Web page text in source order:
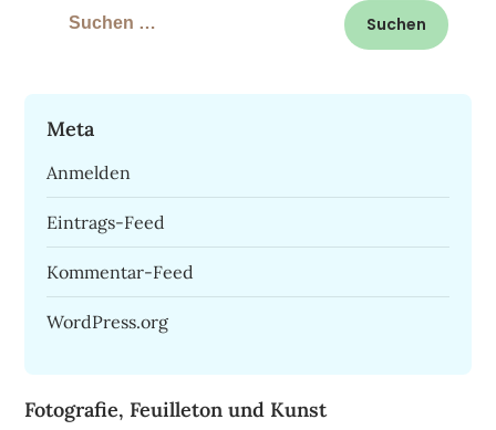
Suchen
Meta
Anmelden
Eintrags-Feed
Kommentar-Feed
WordPress.org
Fotografie, Feuilleton und Kunst